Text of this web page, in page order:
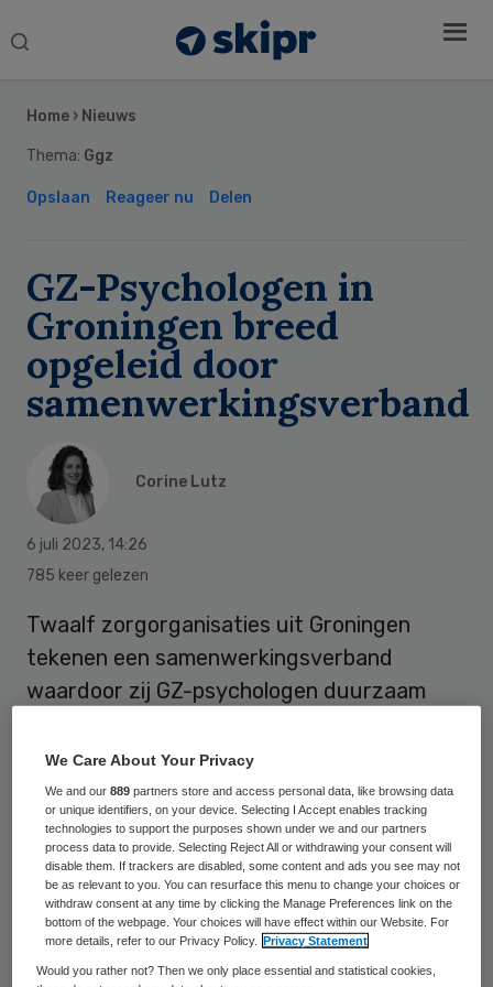
Search
Home › Nieuws
Thema: Ggz
Opslaan Reageer nu Delen
GZ-Psychologen in
Groningen breed
opgeleid door
samenwerkingsverband
Corine Lutz
6 juli 2023, 14:26
785 keer gelezen
Twaalf zorgorganisaties uit Groningen
tekenen een samenwerkingsverband
waardoor zij GZ-psychologen duurzaam
Ruim een jaar geleden werd al een
intentieovereenkomst ondertekend
waarmee de zorgorganisaties uit Groningen
de krachten bundelden. Met het
tekenmoment afgelopen juni gaven de
deelnemende organisaties hieraan een
Sidebar
We Care About Your Privacy
We and our889 partners store and access personal data, like browsing data
or unique identifiers, on your device. Selecting I Accept enables tracking
technologies to support the purposes shown under we and our partners
process data to provide. Selecting Reject All or withdrawing your consent will
disable them. If trackers are disabled, some content and ads you see may not
be as relevant to you. You can resurface this menu to change your choices or
withdraw consent at any time by clicking the Manage Preferences link on the
bottom of the webpage. Your choices will have effect within our Website. For
more details, refer to our Privacy Policy.
Privacy Statement
Would you rather not? Then we only place essential and statistical cookies,